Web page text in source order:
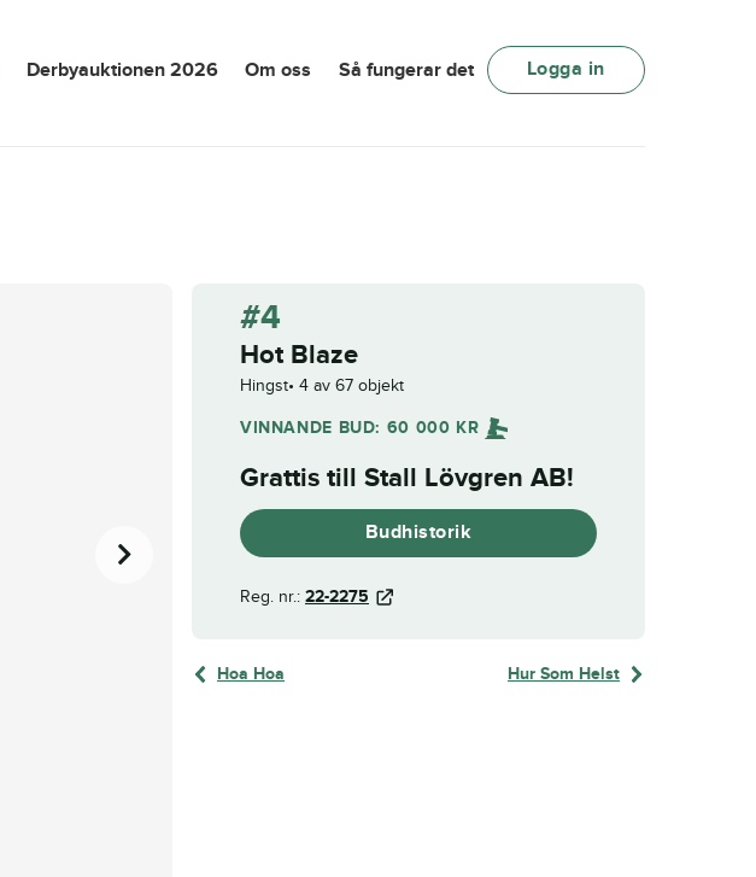
Derbyauktionen 2026 Om oss Så fungerar det Logga in
#4
Hot Blaze
Hingst 4 av 67 objekt
VINNANDE BUD: 60 000 KR
Grattis till Stall Lövgren AB!
Budhistorik
Reg. nr.: 22-2275
Hoa Hoa Hur Som Helst